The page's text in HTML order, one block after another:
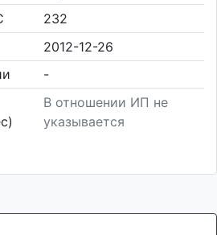
232
2012-12-26
-
В отношении ИП не
указывается